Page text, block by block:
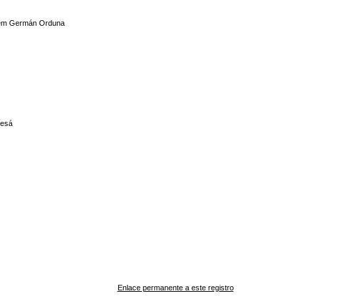
Germán Orduna
Enlace permanente a este registro